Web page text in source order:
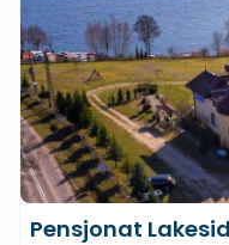
Pensjonat